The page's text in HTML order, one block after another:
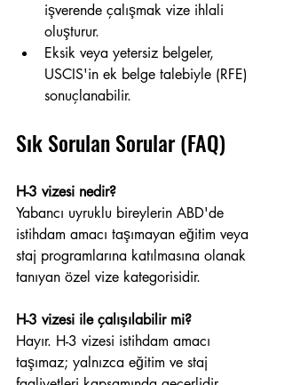
işverende çalışmak vize ihlali
oluşturur.
Eksik veya yetersiz belgeler,
USCIS'in ek belge talebiyle (RFE)
sonuçlanabilir.
Sık Sorulan Sorular (FAQ)
H-3 vizesi nedir?
Yabancı uyruklu bireylerin ABD'de
istihdam amacı taşımayan eğitim veya
staj programlarına katılmasına olanak
tanıyan özel vize kategorisidir.
H-3 vizesi ile çalışılabilir mi?
Hayır. H-3 vizesi istihdam amacı
taşımaz; yalnızca eğitim ve staj